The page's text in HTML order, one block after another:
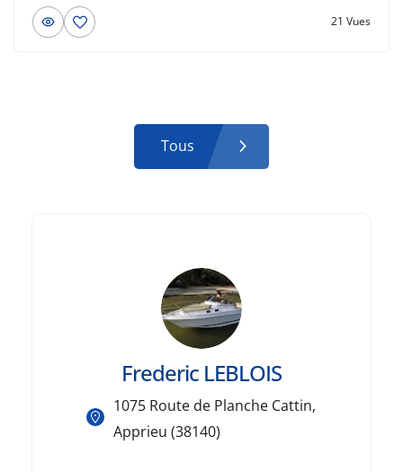
21 Vues
Tous
Frederic LEBLOIS
1075 Route de Planche Cattin,
Apprieu (38140)